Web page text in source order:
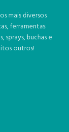
mais diversos
ferramentas
sprays, buchas e
outros!